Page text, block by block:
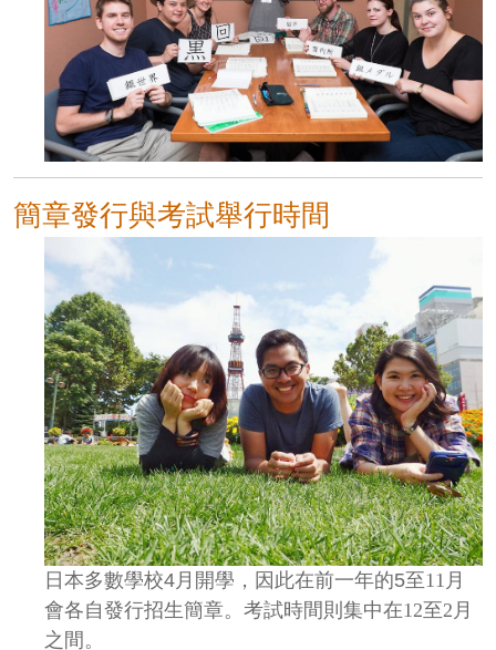
簡章發行與考試舉行時間
日本多數學校4月開學，因此在前一年的5至11月
會各自發行招生簡章。考試時間則集中在12至2月
之間。